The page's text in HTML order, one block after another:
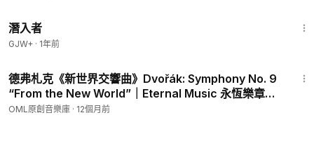
潛入者
GJW+ · 1年前
會員專享
德弗札克《新世界交響曲》Dvořák: Symphony No. 9
“From the New World”｜Eternal Music 永恆樂章
|MML 旋律音樂庫 BGM
OML原創音樂庫 · 12個月前